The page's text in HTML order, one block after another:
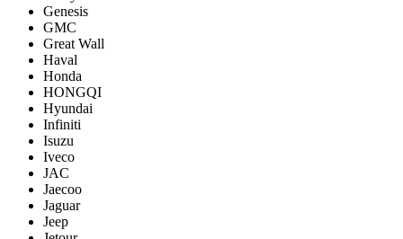
Genesis
GMC
Great Wall
Haval
Honda
HONGQI
Hyundai
Infiniti
Isuzu
Iveco
JAC
Jaecoo
Jaguar
Jeep